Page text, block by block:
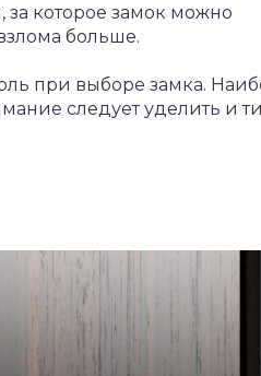
за которое замок можно
больше.
при выборе замка.
следует уделить и